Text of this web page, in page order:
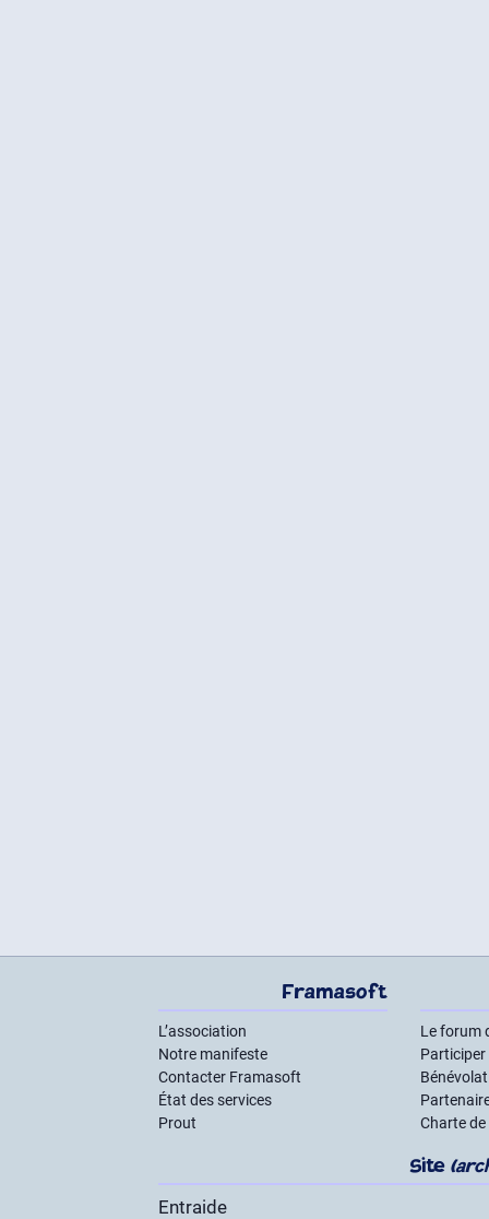
Framasoft
L’association
Notre manifeste
Contacter Framasoft
État des services
Prout
Le forum
Participer
Charte
Site
Entraide